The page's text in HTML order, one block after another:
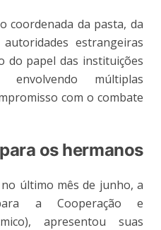
coordenada da pasta, da
estrangeiras
do papel das instituições
múltiplas
com o combate
os hermanos
último mês de junho, a
a Cooperação e
apresentou suas